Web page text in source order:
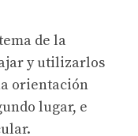
de la
y utilizarlos
orientación
lugar, e